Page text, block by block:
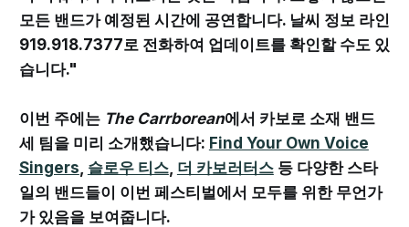
모든 밴드가 예정된 시간에 공연합니다. 날씨 정보 라인
919.918.7377로 전화하여 업데이트를 확인할 수도 있
습니다."
이번 주에는 The Carrborean에서 카보로 소재 밴드
세 팀을 미리 소개했습니다: Find Your Own Voice
Singers 슬로우 티스, 더 카보러터스등 다양한 스타
일의 밴드들이 이번 페스티벌에서 모두를 위한 무언가
가 있음을 보여줍니다.